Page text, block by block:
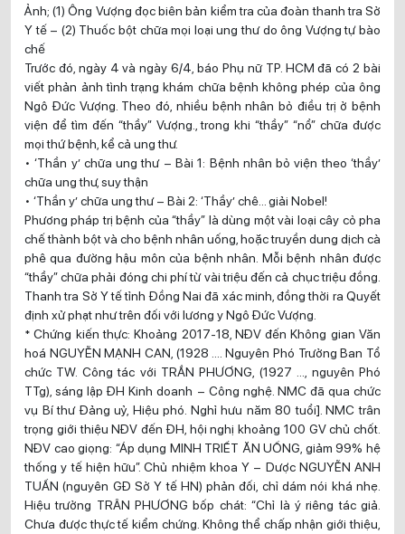
Ảnh; (1) Ông Vượng đọc biên bản kiểm tra của đoàn thanh tra Sở
Y tế – (2) Thuốc bột chữa mọi loại ung thư do ông Vượng tự bào
chế
Trước đó, ngày 4 và ngày 6/4, báo Phụ nữ TP. HCM đã có 2 bài
viết phản ảnh tình trạng khám chữa bệnh không phép của ông
Ngô Đức Vượng. Theo đó, nhiều bệnh nhân bỏ điều trị ở bệnh
viện để tìm đến “thầy” Vượng., trong khi “thầy” “nổ” chữa được
mọi thứ bệnh, kể cả ung thư.
• ‘Thần y’ chữa ung thư – Bài 1: Bệnh nhân bỏ viện theo ‘thầy’
chữa ung thư, suy thận
• ‘Thần y’ chữa ung thư – Bài 2: ‘Thầy’ chê… giải Nobel!
Phương pháp trị bệnh của “thầy” là dùng một vài loại cây cỏ pha
chế thành bột và cho bệnh nhân uống, hoặc truyền dung dịch cà
phê qua đường hậu môn của bệnh nhân. Mỗi bệnh nhân được
“thầy” chữa phải đóng chi phí từ vài triệu đến cả chục triệu đồng.
Thanh tra Sở Y tế tỉnh Đồng Nai đã xác minh, đồng thời ra Quyết
định xử phạt như trên đối với lương y Ngô Đức Vượng.
* Chứng kiến thực: Khoảng 2017-18, NĐV đến Không gian Văn
hoá NGUYỄN MẠNH CAN, (1928 …. Nguyên Phó Trưởng Ban Tổ
chức TW. Công tác với TRẦN PHƯƠNG, (1927 …, nguyên Phó
TTg), sáng lập ĐH Kinh doanh – Công nghệ. NMC đã qua chức
vụ Bí thư Đảng uỷ, Hiệu phó. Nghỉ hưu năm 80 tuổi]. NMC trân
trọng giới thiệu NĐV đến ĐH, hội nghị khoảng 100 GV chủ chốt.
NĐV cao giọng: “Áp dụng MINH TRIẾT ĂN UỐNG, giảm 99% hệ
thống y tế hiện hữu”. Chủ nhiệm khoa Y – Dược NGUYỄN ANH
TUẤN (nguyên GĐ Sở Y tế HN) phản đối, chỉ dám nói khá nhẹ.
Hiệu trưởng TRÂN PHƯƠNG bốp chát: “Chỉ là ý riêng tác giả.
Chưa được thực tế kiểm chứng. Không thể chấp nhận giới thiệu,